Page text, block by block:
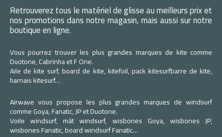
Retrouverez tous le matériel de glisse au meilleurs prix et
nos promotions dans notre magasin, mais aussi sur notre
boutique en ligne.
Vous pourrez trouver les plus grandes marques de kite comme
Duotone, Cabrinha et F One.
Aile de kite surf, board de kite, kitefoil, pack kitesurfbarre de kite,
harnais kitesurf…
Airwave vous propose les plus grandes marques de windsurf
comme Goya, Fanatic, JP et Duotone.
Voile windsurf, mât windsurf, wisbones Goya, wisbones JP,
wisbones Fanatic, board windsurf Fanatic…